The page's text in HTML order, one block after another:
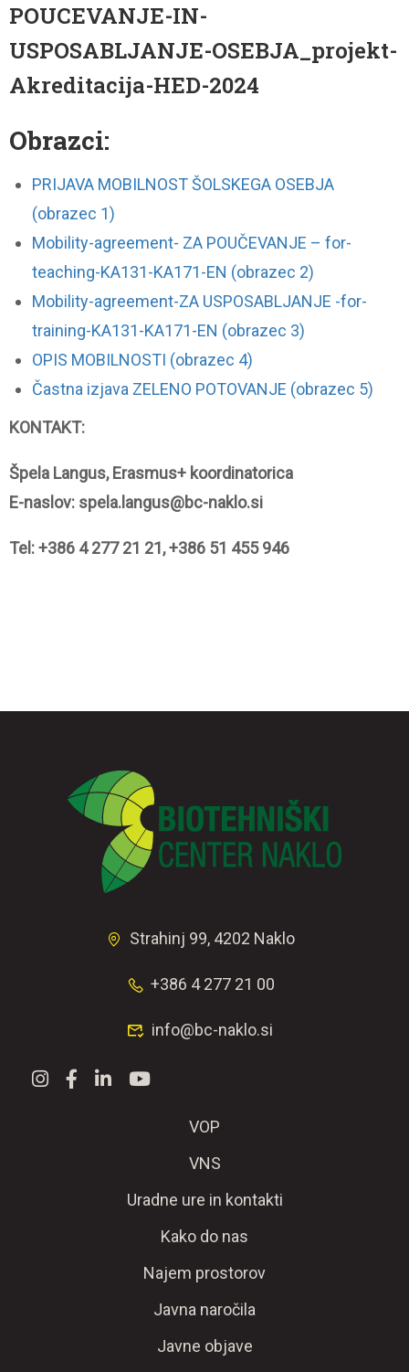
POUCEVANJE-IN-
USPOSABLJANJE-OSEBJA_projekt-
Akreditacija-HED-2024
Obrazci:
PRIJAVA MOBILNOST ŠOLSKEGA OSEBJA
(obrazec 1)
Mobility-agreement- ZA POUČEVANJE – for-
teaching-KA131-KA171-EN (obrazec 2)
Mobility-agreement-ZA USPOSABLJANJE -for-
training-KA131-KA171-EN (obrazec 3)
OPIS MOBILNOSTI (obrazec 4)
Častna izjava ZELENO POTOVANJE (obrazec 5)
KONTAKT:
Špela Langus, Erasmus+ koordinatorica
E-naslov: spela.langus@bc-naklo.si
Tel:+386 4 277 21 21,+386 51 455 946
Strahinj 99, 4202 Naklo
+386 4 277 21 00
info@bc-naklo.si
VOP
VNS
Uradne ure in kontakti
Kako do nas
Najem prostorov
Javna naročila
Javne objave